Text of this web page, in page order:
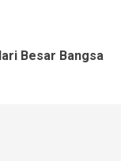
Besar Bangsa